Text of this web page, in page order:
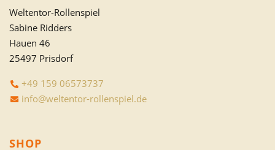
Weltentor-Rollenspiel
Sabine Ridders
Hauen 46
25497 Prisdorf
+49 159 06573737
info@weltentor-rollenspiel.de
SHOP